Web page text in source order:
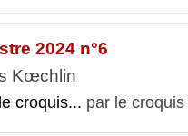
2024 n°6
Kœchlin
le croquis... par le